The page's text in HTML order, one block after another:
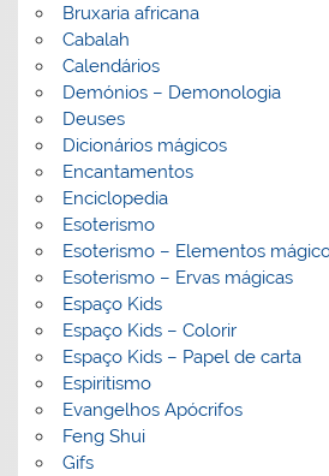
Bruxaria africana
Cabalah
Calendários
Demónios – Demonologia
Deuses
Dicionários mágicos
Encantamentos
Enciclopedia
Esoterismo
Esoterismo – Elementos
Esoterismo – Ervas mágicas
Espaço Kids
Espaço Kids – Colorir
Espaço Kids – Papel de carta
Espiritismo
Evangelhos Apócrifos
Feng Shui
Gifs